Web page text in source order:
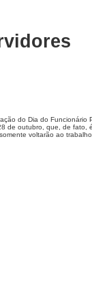
do Dia do Funcionário
de outubro, que, de fato,
voltarão ao